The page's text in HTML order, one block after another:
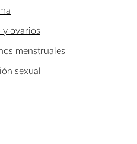
y ovarios
menstruales
sexual